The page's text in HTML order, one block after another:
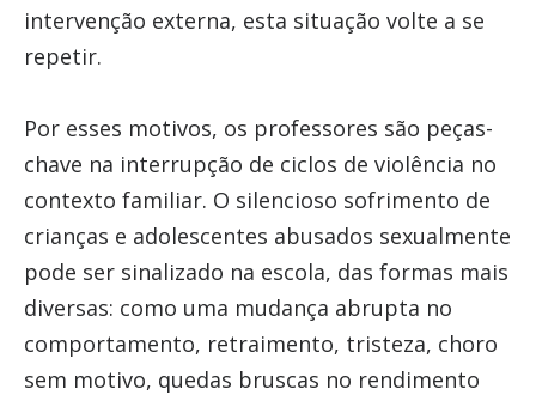
intervenção externa, esta situação volte a se
repetir.
Por esses motivos, os professores são peças-
chave na interrupção de ciclos de violência no
contexto familiar. O silencioso sofrimento de
crianças e adolescentes abusados sexualmente
pode ser sinalizado na escola, das formas mais
diversas: como uma mudança abrupta no
comportamento, retraimento, tristeza, choro
sem motivo, quedas bruscas no rendimento